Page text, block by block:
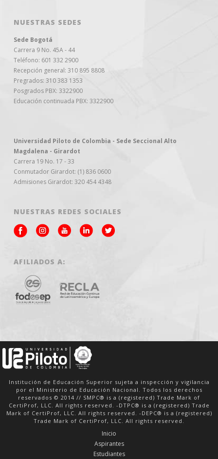
NUESTRAS SEDES
Sede Bogotá
Carrera 9 No. 45A - 44
Teléfono: 601 332 2900
Recepción general: 310 895 8808
Pregrados: 310 383 1353
Posgrados PBX: 3322900
Educación continuada PBX: 3322900
Universidad Piloto de Colombia - Sede Seccional Alto
Magdalena - Girardot
Carrera 19 No. 17 - 33
Conmutador Girardot: (1) 836 0600
Admisiones Girardot: 320 454 4348
NUESTRAS REDES SOCIALES
AFILIADOS A:
Institución de Educación Superior sujeta a inspección y vigilancia
por el Ministerio de Educación Nacional. Todos los derechos
reservados © 2014 // SMPC® is a (registered) Trade Mark of
CertiProf, LLC. All rights reserved. -DTPC® is a (registered) Trade
Mark of CertiProf, LLC. All rights reserved. -DEPC® is a (registered)
Trade Mark of CertiProf, LLC. All rights reserved.
Inicio
Aspirantes
Estudiantes